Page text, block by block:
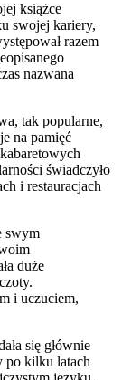
książce
swojej kariery,
razem
nazwana
tak popularne,
na pamięć
świadczyło
i restauracjach
swym
duże
i uczuciem,
się głównie
po kilku latach